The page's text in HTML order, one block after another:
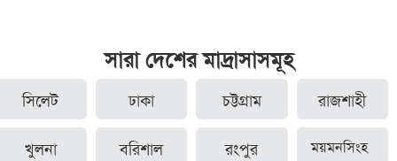
সারা দেশের মাদ্রাসাসমূহ
সিলেট ঢাকা চট্টগ্রাম রাজশাহী
খুলনা বরিশাল রংপুর ময়মনসিংহ